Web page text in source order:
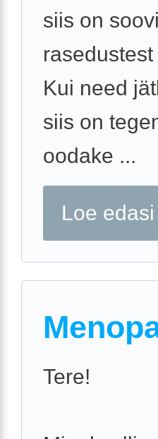
siis on
Kui need
siis on
oodake ...
Loe edasi
Tere!